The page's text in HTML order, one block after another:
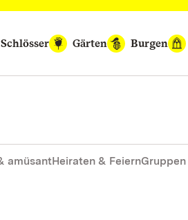
Schlösser
Gärten Burgen
amüsantHeiraten & Feiern